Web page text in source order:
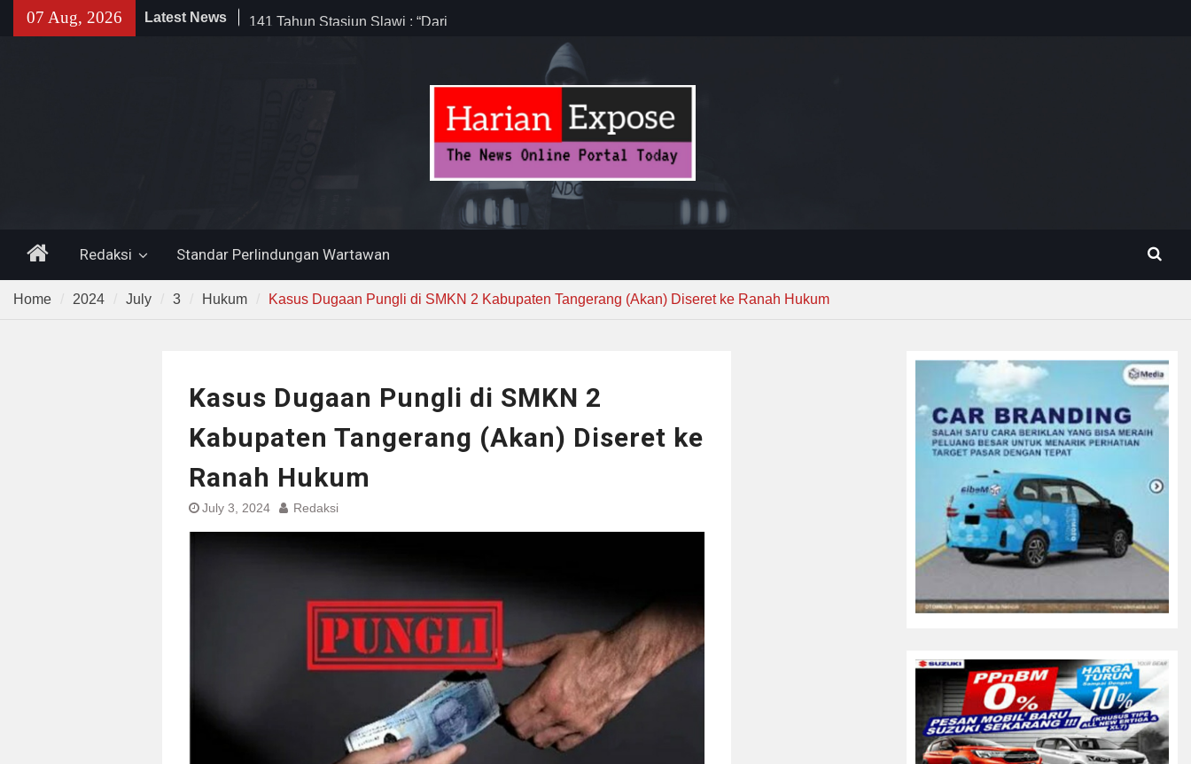
07 Aug, 2026 Latest News
141 Tahun Stasiun Slawi : “Dari
Filosofi Memukul Bedug Sebelum
HomeRedaksi Standar Perlindungan Wartawan
Home 2024 July 3 Hukum Kasus Dugaan Pungli di SMKN 2 Kabupaten Tangerang (Akan) Diseret ke Ranah Hukum
Kasus Dugaan Pungli di SMKN 2
Kabupaten Tangerang (Akan) Diseret ke
Ranah Hukum
July 3, 2024 Redaksi